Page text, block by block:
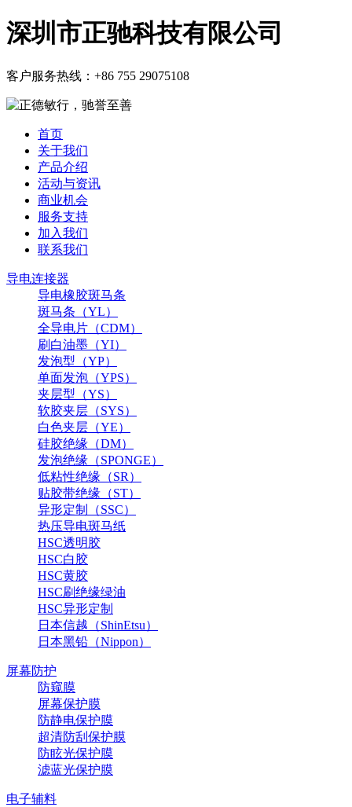
深圳市正驰科技有限公司
客户服务热线： +86 755 29075108
首页
关于我们
产品介绍
活动与资讯
商业机会
服务支持
加入我们
联系我们
导电连接器
导电橡胶斑马条
斑马条（YL）
全导电片（CDM）
刷白油墨（YI）
发泡型（YP）
单面发泡（YPS）
夹层型（YS）
软胶夹层（SYS）
白色夹层（YE）
硅胶绝缘（DM）
发泡绝缘（SPONGE）
低粘性绝缘（SR）
贴胶带绝缘（ST）
异形定制（SSC）
热压导电斑马纸
HSC透明胶
HSC白胶
HSC黄胶
HSC刷绝缘绿油
HSC异形定制
日本信越（ShinEtsu）
日本黑铅（Nippon）
屏幕防护
防窥膜
屏幕保护膜
防静电保护膜
超清防刮保护膜
防眩光保护膜
滤蓝光保护膜
电子辅料